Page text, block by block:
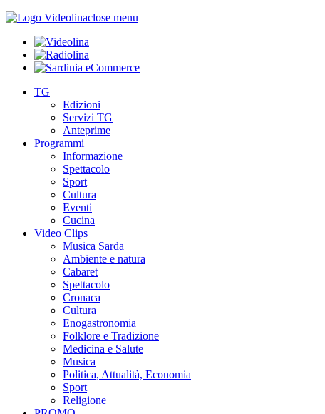
close menu
TG
Edizioni
Servizi TG
Anteprime
Programmi
Informazione
Spettacolo
Sport
Cultura
Eventi
Cucina
Video Clips
Musica Sarda
Ambiente e natura
Cabaret
Spettacolo
Cronaca
Cultura
Enogastronomia
Folklore e Tradizione
Medicina e Salute
Musica
Politica, Attualità, Economia
Sport
Religione